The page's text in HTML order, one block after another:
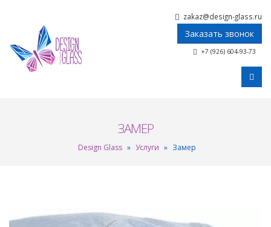
zakaz@design-glass.ru
Заказать звонок
+7 (926) 604-93-73
ЗАМЕР
Design Glass » Услуги » Замер